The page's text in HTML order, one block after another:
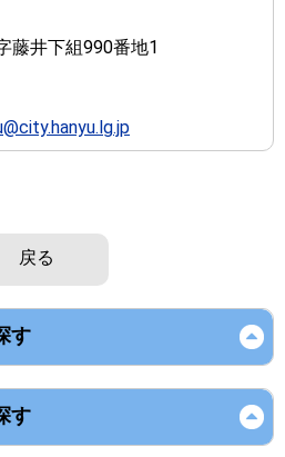
藤井下組990番地1
戻る
す
す